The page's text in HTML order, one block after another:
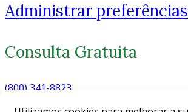
Administrar preferências
Consulta Gratuita
(800) 341-8823
© 2026 Advogado Florida